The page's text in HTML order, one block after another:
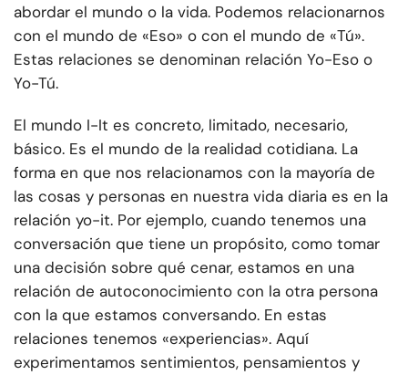
abordar el mundo o la vida. Podemos relacionarnos
con el mundo de «Eso» o con el mundo de «Tú».
Estas relaciones se denominan relación Yo-Eso o
Yo-Tú.
El mundo I-It es concreto, limitado, necesario,
básico. Es el mundo de la realidad cotidiana. La
forma en que nos relacionamos con la mayoría de
las cosas y personas en nuestra vida diaria es en la
relación yo-it. Por ejemplo, cuando tenemos una
conversación que tiene un propósito, como tomar
una decisión sobre qué cenar, estamos en una
relación de autoconocimiento con la otra persona
con la que estamos conversando. En estas
relaciones tenemos «experiencias». Aquí
experimentamos sentimientos, pensamientos y